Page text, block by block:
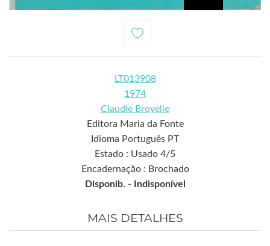
LT013908
1974
Claudie Broyelle
Editora Maria da Fonte
Idioma Português PT
Estado : Usado 4/5
Encadernação : Brochado
Disponib. -
Indisponível
MAIS DETALHES